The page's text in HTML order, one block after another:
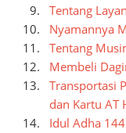
Tentang
Nyamannya
Tentang
Membeli
Transportasi
dan Kartu AT
Idul Adha